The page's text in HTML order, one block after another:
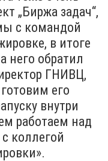
„Биржа задач“,
с командой
в итоге
него обратил
ГНИВЦ,
его
внутри
работаем над
коллегой